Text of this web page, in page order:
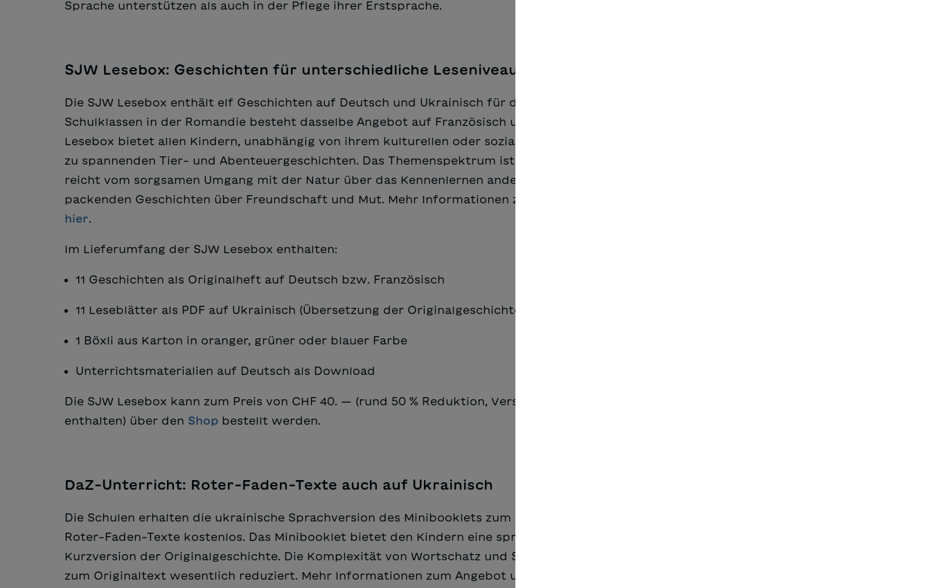
Sprache unterstützen als auch in der Pflege ihrer Erstsprache.
SJW Lesebox: Geschichten für unterschiedliche Leseniveaus
Die SJW Lesebox enthält elf Geschichten auf Deutsch und Ukrainisch für die gesamte Klasse. Für
Schulklassen in der Romandie besteht dasselbe Angebot auf Französisch und Ukrainisch. Die
Lesebox bietet allen Kindern, unabhängig von ihrem kulturellen oder sozialen Hintergrund, Zugang
zu spannenden Tier- und Abenteuergeschichten. Das Themenspektrum ist breit gefächert und
reicht vom sorgsamen Umgang mit der Natur über das Kennenlernen anderer Kulturen bis hin zu
packenden Geschichten über Freundschaft und Mut. Mehr Informationen zum Angebot finden Sie
hier
Im Lieferumfang der SJW Lesebox enthalten:
11 Geschichten als Originalheft auf Deutsch bzw. Französisch
11 Leseblätter als PDF auf Ukrainisch (Übersetzung der Originalgeschichte)
1 Böxli aus Karton in oranger, grüner oder blauer Farbe
Unterrichtsmaterialien auf Deutsch als Download
Die SJW Lesebox kann zum Preis von CHF 40. — (rund 50 % Reduktion, Versandkosten im Preis
enthalten) über den Shop bestellt werden.
DaZ-Unterricht: Roter-Faden-Texte auch auf Ukrainisch
Die Schulen erhalten die ukrainische Sprachversion des Minibooklets zum bestehenden Lehrmittel
Roter-Faden-Texte kostenlos. Das Minibooklet bietet den Kindern eine sprachlich entlastete
Kurzversion der Originalgeschichte. Die Komplexität von Wortschatz und Satzbau ist im Vergleich
zum Originaltext wesentlich reduziert. Mehr Informationen zum Angebot unter